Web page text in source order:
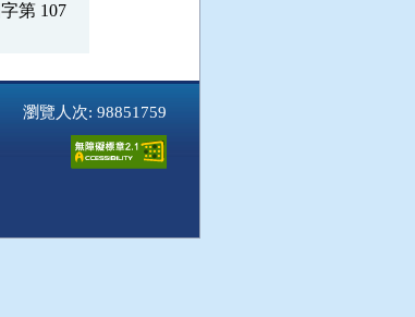
第 107
瀏覽人次: 98851759